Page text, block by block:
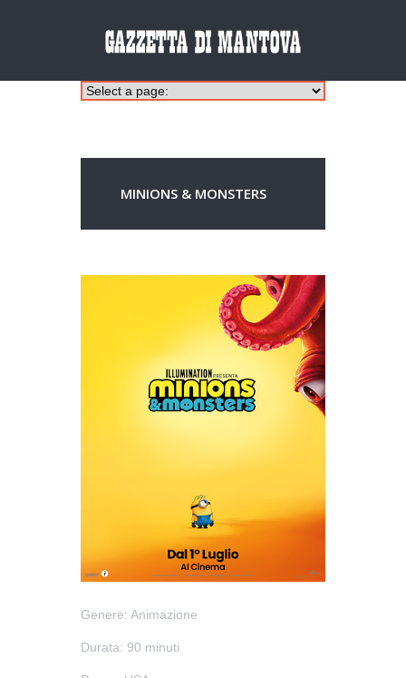
MINIONS & MONSTERS
Genere: Animazione
Durata: 90 minuti